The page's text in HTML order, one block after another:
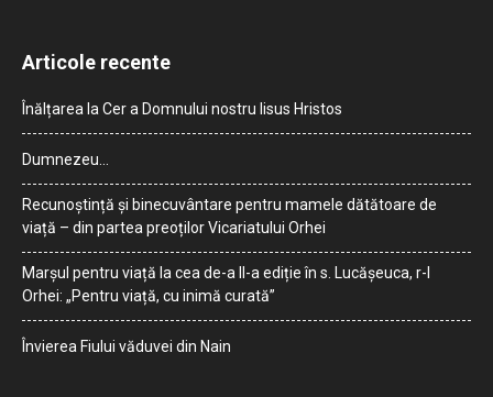
Articole recente
Înălțarea la Cer a Domnului nostru Iisus Hristos
Dumnezeu…
Recunoștință și binecuvântare pentru mamele dătătoare de
viață – din partea preoților Vicariatului Orhei
Marșul pentru viață la cea de-a II-a ediție în s. Lucășeuca, r-l
Orhei: „Pentru viață, cu inimă curată”
Învierea Fiului văduvei din Nain